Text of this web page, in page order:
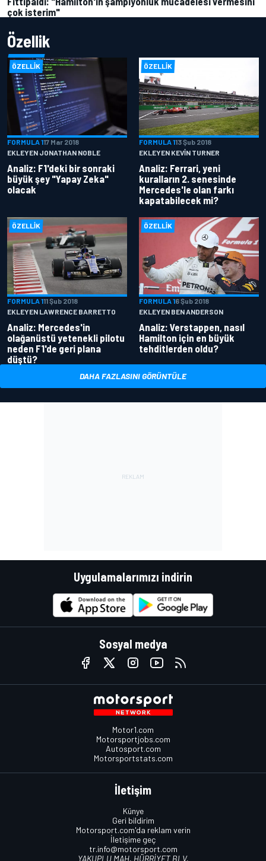
çok isterim"
Özellik
ÖZELLIK
FORMULA 117 Mar 2018
EKLEYEN JONATHAN NOBLE
Analiz: F1'deki bir sonraki
büyük şey "Yapay Zeka"
olacak
ÖZELLIK
FORMULA 113 Şub 2018
EKLEYEN KEVIN TURNER
Analiz: Ferrari, yeni
kuralların 2. senesinde
Mercedes'le olan farkı
kapatabilecek mi?
ÖZELLIK
FORMULA 111 Şub 2018
EKLEYEN LAWRENCE BARRETTO
Analiz: Mercedes'in
olağanüstü yetenekli pilotu
neden F1'de geri plana
düştü?
ÖZELLIK
FORMULA 16 Şub 2018
EKLEYEN BEN ANDERSON
Analiz: Verstappen, nasıl
Hamilton için en büyük
tehditlerden oldu?
DAHA FAZLASINI GÖRÜNTÜLE
Uygulamalarımızı indirin
Sosyal medya
Motor1.com
Motorsportjobs.com
Autosport.com
Motorsportstats.com
İletişim
Künye
Geri bildirim
Motorsport.com'da reklam verin
İletişime geç
tr.info@motorsport.com
YAKUPLU MAH. HÜRRİYET BLV.